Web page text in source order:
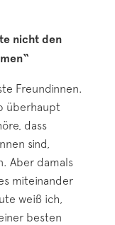
nicht den
Freundinnen.
überhaupt
dass
sind,
Aber damals
miteinander
weiß ich,
besten